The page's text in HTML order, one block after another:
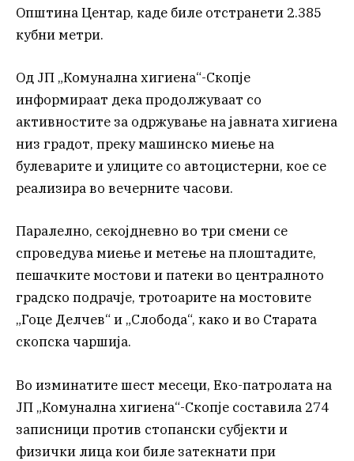
Општина Центар, каде биле отстранети 2.385
кубни метри.
Од ЈП „Комунална хигиена“-Скопје
информираат дека продолжуваат со
активностите за одржување на јавната хигиена
низ градот, преку машинско миење на
булеварите и улиците со автоцистерни, кое се
реализира во вечерните часови.
Паралелно, секојдневно во три смени се
спроведува миење и метење на плоштадите,
пешачките мостови и патеки во централното
градско подрачје, тротоарите на мостовите
„Гоце Делчев“ и „Слобода“, како и во Старата
скопска чаршија.
Во изминатите шест месеци, Еко-патролата на
ЈП „Комунална хигиена“-Скопје составила 274
записници против стопански субјекти и
физички лица кои биле затекнати при